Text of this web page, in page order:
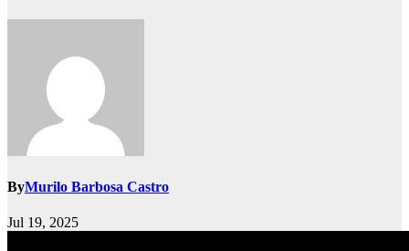
ByMurilo Barbosa Castro
Jul 19, 2025